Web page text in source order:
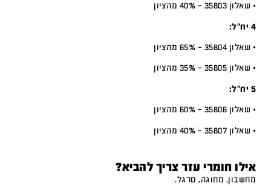
• שאלון 35803 – 40% מהציון
4 יח”ל:
• שאלון 35804 – 65% מהציון
• שאלון 35805 – 35% מהציון
5 יח”ל:
• שאלון 35806 – 60% מהציון
• שאלון 35807 – 40% מהציון
אילו חומרי עזר צריך להביא?
מחשבון, מחוגה, סרגל.